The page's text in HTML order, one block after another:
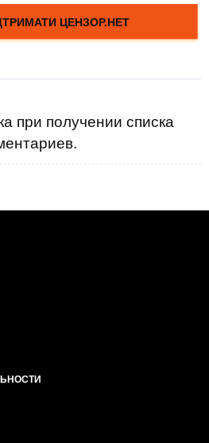
при получении списка